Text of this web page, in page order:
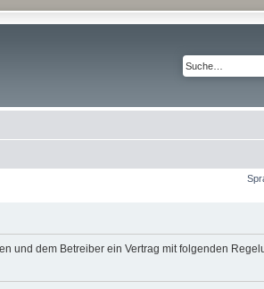
und dem Betreiber ein Vertrag mit folgenden